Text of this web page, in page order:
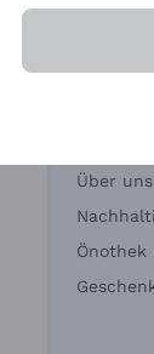
in Deutschland
Über uns
Önothek